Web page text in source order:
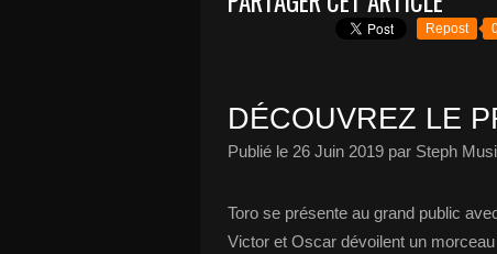
Repost
DÉCOUVREZ LE
Publié le 26 Juin 2019 par Steph
Toro se présente au grand public
Victor et Oscar dévoilent un